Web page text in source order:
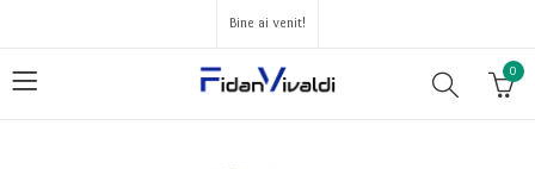
Bine ai venit!
0